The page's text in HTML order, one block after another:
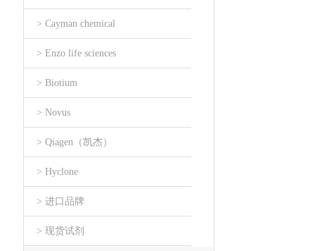
> Cayman chemical
> Enzo life sciences
> Biotium
> Novus
> Qiagen（凯杰）
> Hyclone
> 进口品牌
> 现货试剂